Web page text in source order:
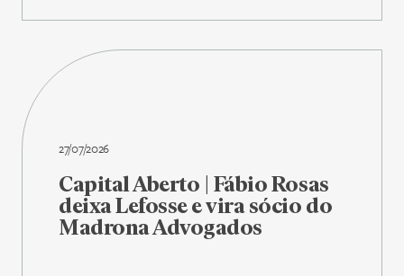
27/07/2026
Capital Aberto | Fábio Rosas
deixa Lefosse e vira sócio do
Madrona Advogados